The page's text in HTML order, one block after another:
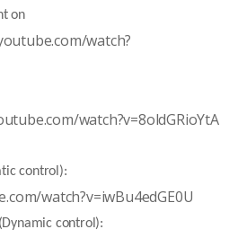
on
watch?
watch?v=8oldGRioYtA
control):
watch?v=iwBu4edGE0U
Dynamic control):